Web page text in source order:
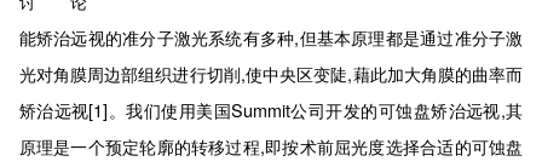
能矫治远视的准分子激光系统有多种,但基本原理都是通过准分子激
光对角膜周边部组织进行切削,使中央区变陡,藉此加大角膜的曲率而
矫治远视[1]。我们使用美国Summit公司开发的可蚀盘矫治远视,其
原理是一个预定轮廓的转移过程,即按术前屈光度选择合适的可蚀盘